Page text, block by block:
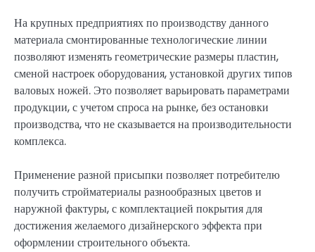
На крупных предприятиях по производству данного
материала смонтированные технологические линии
позволяют изменять геометрические размеры пластин,
сменой настроек оборудования, установкой других типов
валовых ножей. Это позволяет варьировать параметрами
продукции, с учетом спроса на рынке, без остановки
производства, что не сказывается на производительности
комплекса.
Применение разной присыпки позволяет потребителю
получить стройматериалы разнообразных цветов и
наружной фактуры, с комплектацией покрытия для
достижения желаемого дизайнерского эффекта при
оформлении строительного объекта.